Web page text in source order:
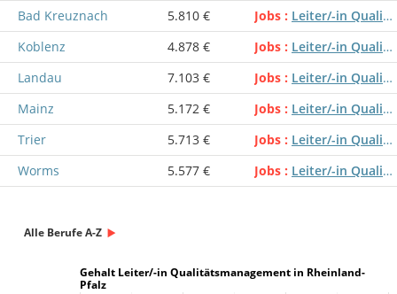
Bad Kreuznach 5.810 € Jobs
Leiter/-in Qualitätsmanagement
Koblenz
4.878 € Jobs
Leiter/-in Qualitätsmanagement
Landau
7.103 € Jobs
Leiter/-in Qualitätsmanagement
Mainz
5.172 € Jobs
Leiter/-in Qualitätsmanagement
Trier
5.713 € Jobs
Leiter/-in Qualitätsmanagement
Worms
5.577 € Jobs Leiter/-in Qualitätsmanagement
Alle Berufe A-Z
Gehalt Leiter/-in Qualitätsmanagement in Rheinland-
Pfalz